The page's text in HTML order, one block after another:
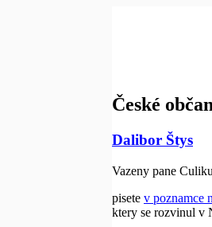
České
Dalibor Štys
Vazeny pane
pisete v poznamce
ktery se rozvinul v